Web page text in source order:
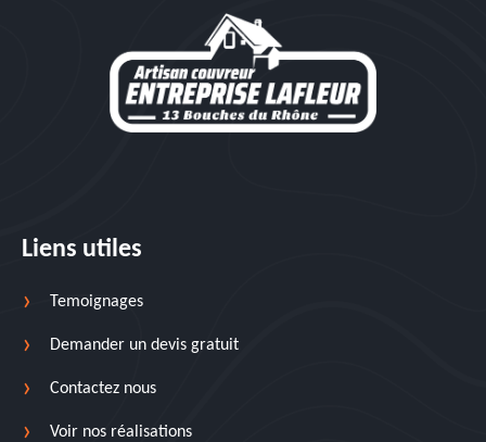
Liens utiles
Temoignages
Demander un devis gratuit
Contactez nous
Voir nos réalisations